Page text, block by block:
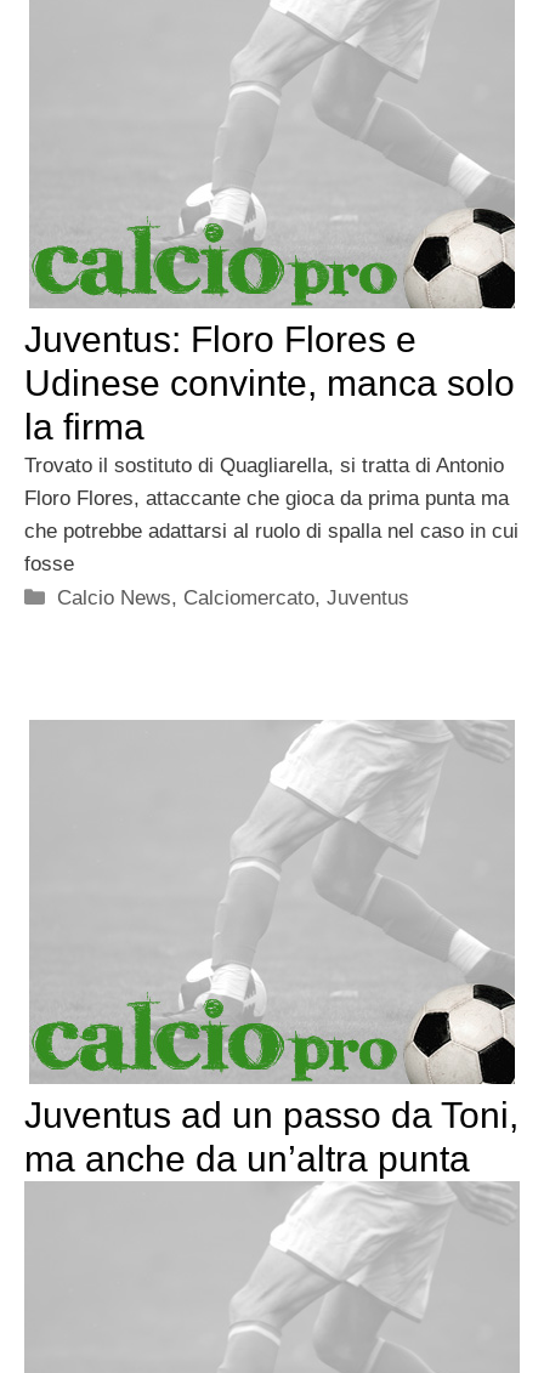
Juventus: Floro Flores e
Udinese convinte, manca solo
la firma
Trovato il sostituto di Quagliarella, si tratta di Antonio
Floro Flores, attaccante che gioca da prima punta ma
che potrebbe adattarsi al ruolo di spalla nel caso in cui
fosse
Categorie
Calcio News, Calciomercato,Juventus
Juventus ad un passo da Toni,
ma anche da un’altra punta